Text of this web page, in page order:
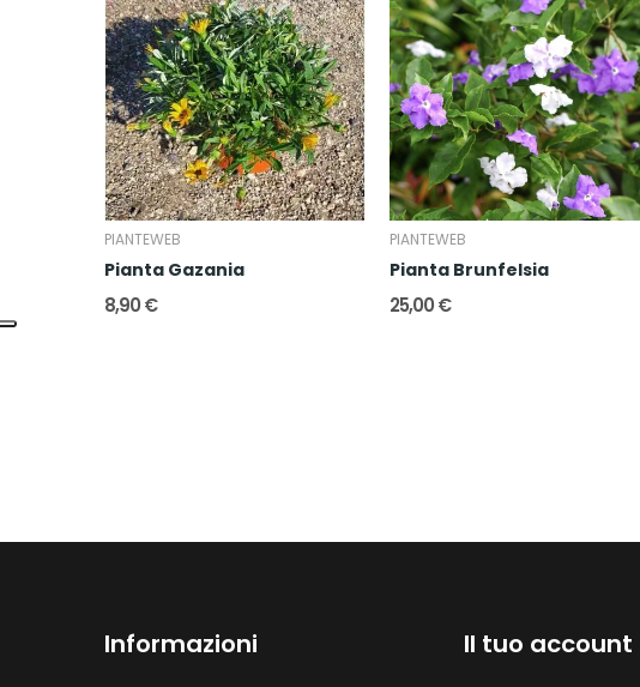
PIANTEWEB
Pianta Gazania
8,90 €
PIANTEWEB
Pianta Brunfelsia
25,00 €
Informazioni Il tuo account